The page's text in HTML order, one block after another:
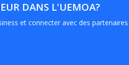
DANS L'UEMOA?
et connecter avec des partenaires